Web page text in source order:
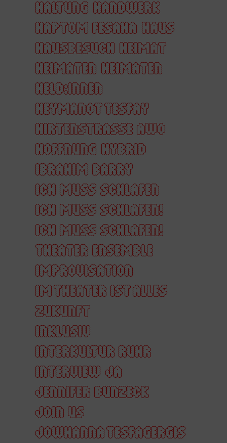
HALTUNG HANDWERK
HAPTOM FESAHA HAUS
HAUSBESUCH HEIMAT
HEIMATEN HEIMATEN
HELD:INNEN
HEYMANOT TESFAY
HIRTENSTRASSE AWO
HOFFNUNG HYBRID
IBRAHIM BARRY
ICH MUSS SCHLAFEN
ICH MUSS SCHLAFEN!
ICH MUSS SCHLAFEN!
THEATER ENSEMBLE
IMPROVISATION
IM THEATER IST ALLES
ZUKUNFT
INKLUSIV
INTERKULTUR RUHR
INTERVIEW JA
JENNIFER BUNZECK
JOIN US
JOWHANNA TESFAGERGIS